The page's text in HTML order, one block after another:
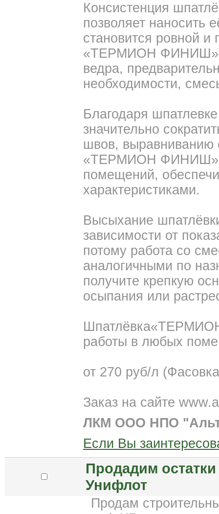
Консистенция
позволяет наносить
становится ровной и
«ТЕРМИОН ФИНИШ»,
ведра,
необходимости,
Благодаря
значительно
швов, выравниванию
«ТЕРМИОН ФИНИШ»
помещений,
характеристиками.
Высыхание
зависимости от
потому работа со
аналогичными по
получите крепкую
осыпания или
работы в любых
от 270 руб/л
Заказ на сайте
ЛКМ ООО НПО
Если Вы
Продадим
Унифлот
Продам